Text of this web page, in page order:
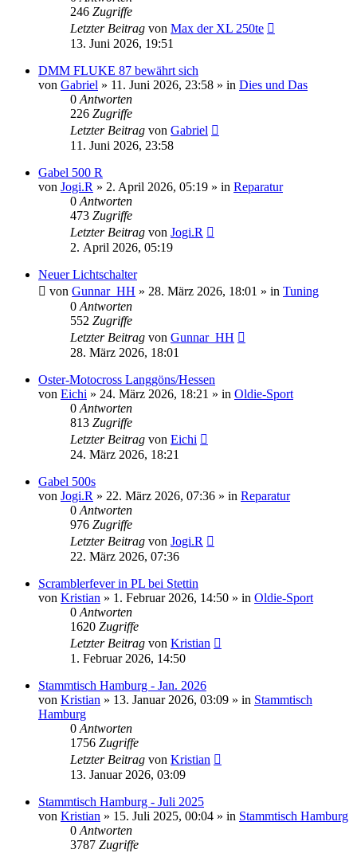
246 Zugriffe
Letzter Beitrag von Max der XL 250te
13. Juni 2026, 19:51
DMM FLUKE 87 bewährt sich
von Gabriel » 11. Juni 2026, 23:58 » in Dies und Das
0 Antworten
226 Zugriffe
Letzter Beitrag von Gabriel
11. Juni 2026, 23:58
Gabel 500 R
von Jogi.R » 2. April 2026, 05:19 » in Reparatur
0 Antworten
473 Zugriffe
Letzter Beitrag von Jogi.R
2. April 2026, 05:19
Neuer Lichtschalter
von Gunnar_HH » 28. März 2026, 18:01 » in Tuning
0 Antworten
552 Zugriffe
Letzter Beitrag von Gunnar_HH
28. März 2026, 18:01
Oster-Motocross Langgöns/Hessen
von Eichi » 24. März 2026, 18:21 » in Oldie-Sport
0 Antworten
813 Zugriffe
Letzter Beitrag von Eichi
24. März 2026, 18:21
Gabel 500s
von Jogi.R » 22. März 2026, 07:36 » in Reparatur
0 Antworten
976 Zugriffe
Letzter Beitrag von Jogi.R
22. März 2026, 07:36
Scramblerfever in PL bei Stettin
von Kristian » 1. Februar 2026, 14:50 » in Oldie-Sport
0 Antworten
1620 Zugriffe
Letzter Beitrag von Kristian
1. Februar 2026, 14:50
Stammtisch Hamburg - Jan. 2026
von Kristian » 13. Januar 2026, 03:09 » in Stammtisch
Hamburg
0 Antworten
1756 Zugriffe
Letzter Beitrag von Kristian
13. Januar 2026, 03:09
Stammtisch Hamburg - Juli 2025
von Kristian » 15. Juli 2025, 00:04 » in Stammtisch Hamburg
0 Antworten
3787 Zugriffe